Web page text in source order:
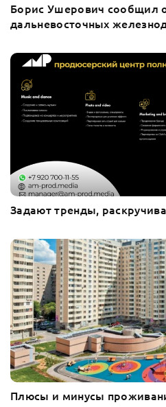
Борис Ушерович сообщил
дальневосточных
Задают тренды,
Плюсы и минусы